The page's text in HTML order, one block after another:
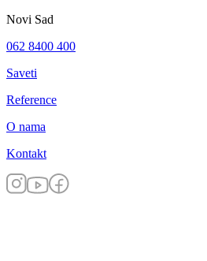
Novi Sad
062 8400 400
Saveti
Reference
O nama
Kontakt